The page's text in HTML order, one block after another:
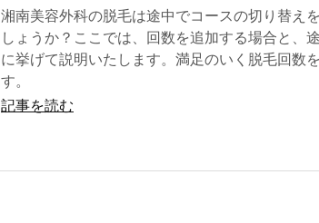
湘南美容外科の脱毛は途中でコースの切り替え
しょうか？ここでは、回数を追加する場合と、
に挙げて説明いたします。満足のいく脱毛回数
す。
記事を読む